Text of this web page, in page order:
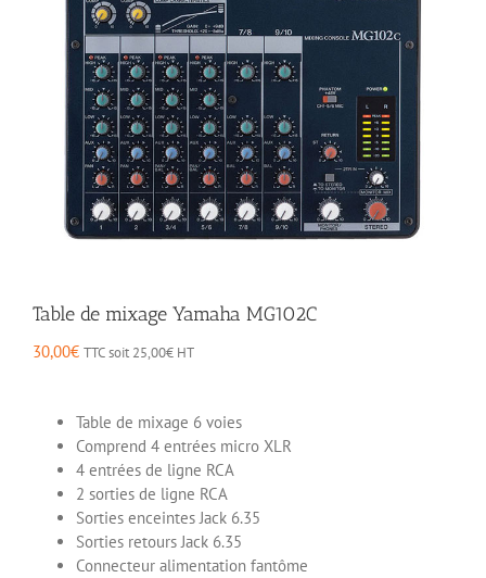
Table de mixage Yamaha MG102C
30,00€ TTC soit 25,00€ HT
Table de mixage 6 voies
Comprend 4 entrées micro XLR
4 entrées de ligne RCA
2 sorties de ligne RCA
Sorties enceintes Jack 6.35
Sorties retours Jack 6.35
Connecteur alimentation fantôme